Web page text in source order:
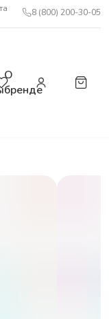
8 (800) 200-30-05
О
бренде